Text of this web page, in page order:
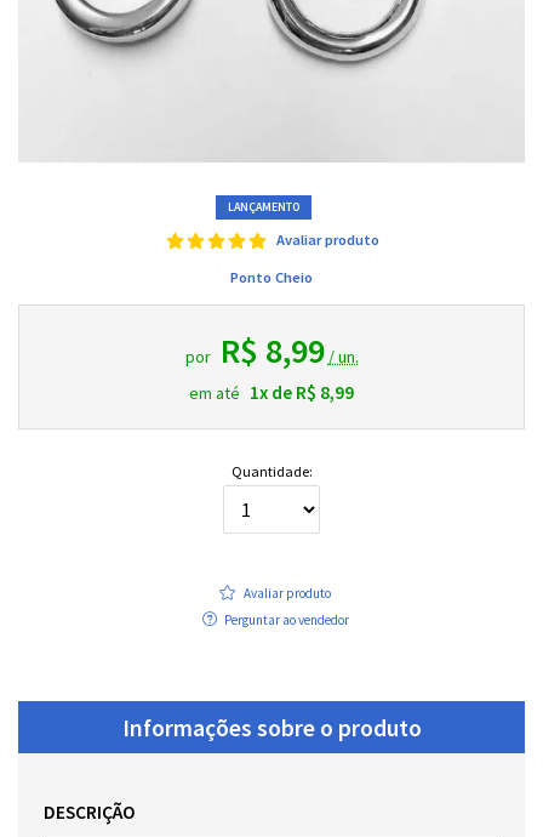
LANÇAMENTO
Avaliar produto
Ponto Cheio
por R$ 8,99 / un.
em até 1x de R$ 8,99
Quantidade:
Avaliar produto
Perguntar ao vendedor
Informações sobre o produto
DESCRIÇÃO